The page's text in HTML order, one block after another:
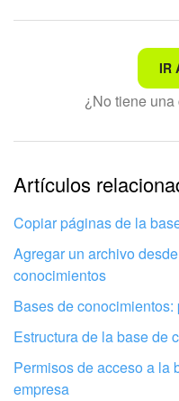
No es lo que estoy
Texto complicado e
La información está
La explicación es
información
No me gusta cómo
IR
¿No tiene una
Artículos
Copiar páginas de la
Agregar un archivo
conocimientos
Bases de
Estructura de la base de
Permisos de acceso a la
empresa